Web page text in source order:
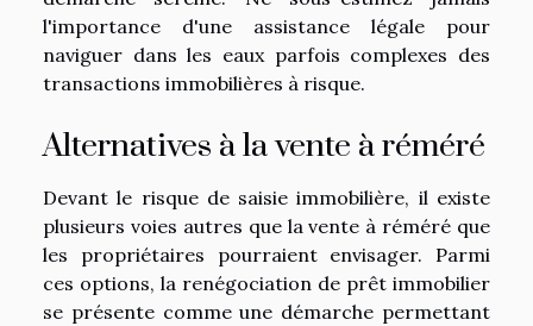
l'importance d'une assistance légale pour
naviguer dans les eaux parfois complexes des
transactions immobilières à risque.
Alternatives à la vente à réméré
Devant le risque de saisie immobilière, il existe
plusieurs voies autres que la vente à réméré que
les propriétaires pourraient envisager. Parmi
ces options, la renégociation de prêt immobilier
se présente comme une démarche permettant